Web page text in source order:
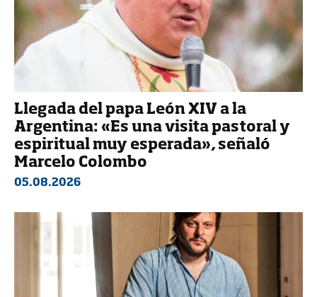
Llegada del papa León XIV a la
Argentina: «Es una visita pastoral y
espiritual muy esperada», señaló
Marcelo Colombo
05.08.2026